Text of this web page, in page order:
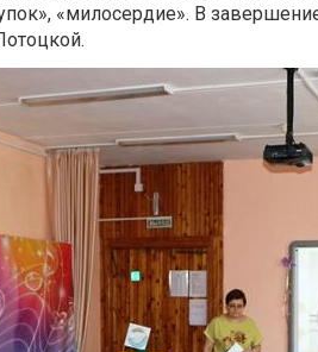
«милосердие». В